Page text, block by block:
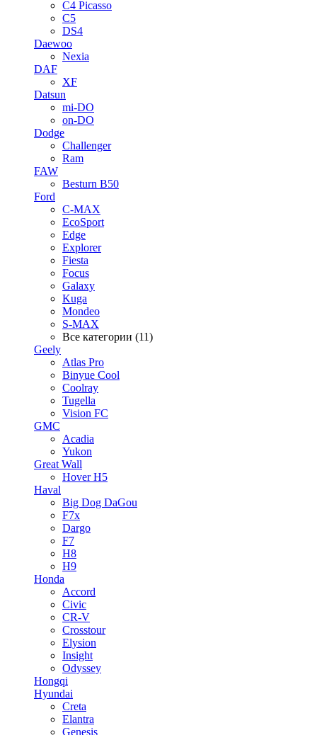
C4 Picasso
C5
DS4
Daewoo
Nexia
DAF
XF
Datsun
mi-DO
on-DO
Dodge
Challenger
Ram
FAW
Besturn B50
Ford
C-MAX
EcoSport
Edge
Explorer
Fiesta
Focus
Galaxy
Kuga
Mondeo
S-MAX
Все категории (11)
Geely
Atlas Pro
Binyue Cool
Coolray
Tugella
Vision FC
GMC
Acadia
Yukon
Great Wall
Hover H5
Haval
Big Dog DaGou
F7x
Dargo
F7
H8
H9
Honda
Accord
Civic
CR-V
Crosstour
Elysion
Insight
Odyssey
Hongqi
Hyundai
Creta
Elantra
Genesis